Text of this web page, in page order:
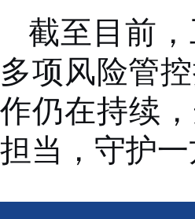
截至目前
多项风险管
作仍在持续
担当，守护一